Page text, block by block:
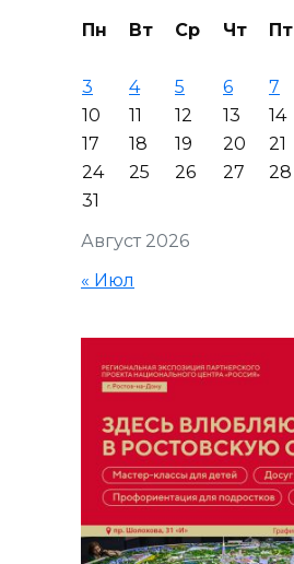
Август 2026
Пн Вт Ср Чт Пт
3
4 5 6 7
10
11 12 13 14
17
18 19 20 21
24
25 26 27 28
31
« Июл